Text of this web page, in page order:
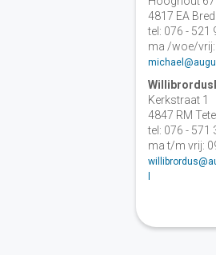
4817 EA
tel: 076 - 521
ma /woe/vrij:
Kerkstraat 1
4847 RM
tel: 076 - 571
ma t/m vrij: